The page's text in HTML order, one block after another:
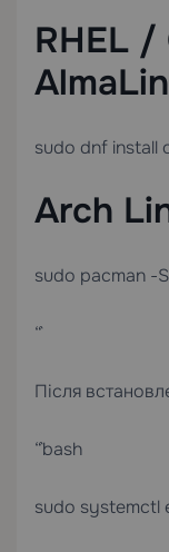
RHEL
sudo dnf install
Arch
sudo pacman -
“`
Після
“`bash
sudo systemctl